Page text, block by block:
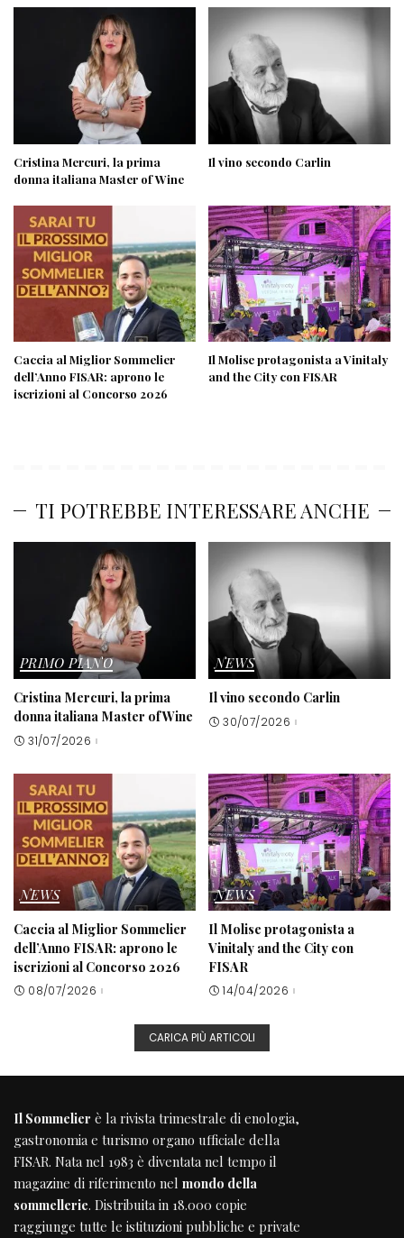
Cristina Mercuri, la prima
donna italiana Master of Wine
Il vino secondo Carlin
Caccia al Miglior Sommelier
dell’Anno FISAR: aprono le
iscrizioni al Concorso 2026
Il Molise protagonista a Vinitaly
and the City con FISAR
TI POTREBBE INTERESSARE ANCHE
PRIMO PIANO
Cristina Mercuri, la prima
donna italiana Master of Wine
31/07/2026
NEWS
Il vino secondo Carlin
30/07/2026
NEWS
Caccia al Miglior Sommelier
dell’Anno FISAR: aprono le
iscrizioni al Concorso 2026
08/07/2026
NEWS
Il Molise protagonista a
Vinitaly and the City con
FISAR
14/04/2026
CARICA PIÙ ARTICOLI
Il Sommelier è la rivista trimestrale di enologia,
gastronomia e turismo organo ufficiale della
FISAR. Nata nel 1983 è diventata nel tempo il
magazine di riferimento nel mondo della
sommellerie. Distribuita in 18.000 copie
raggiunge tutte le istituzioni pubbliche e private